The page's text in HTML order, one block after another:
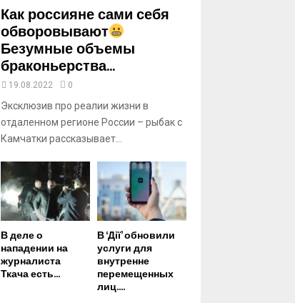
b
eКак россияне сами себя
обворовывают
Безумные объемы
браконьерства...
19.08.2022 0
Эксклюзив про реалии жизни в
отдаленном регионе России – рыбак с
Камчатки рассказывает...
В деле о
нападении на
журналиста
Ткача есть...
В ‘Дії’ обновили
услуги для
внутренне
перемещенных
лиц....